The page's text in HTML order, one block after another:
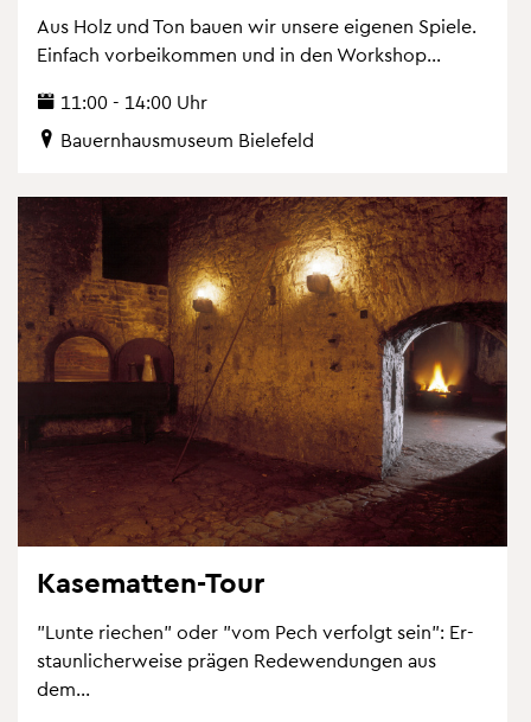
Aus Holz und Ton bauen wir un­se­re ei­ge­nen Spie­le.
Ein­fach vor­bei­kom­men und in den Work­shop...
11:00 - 14:00 Uhr
Bau­ern­haus­mu­se­um Bie­le­feld
Ka­se­mat­ten-Tour
"Lunte rie­chen" oder "vom Pech ver­folgt sein": Er­
staun­li­cher­wei­se prä­gen Re­de­wen­dun­gen aus
dem...